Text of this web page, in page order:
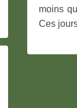
moins
Ces